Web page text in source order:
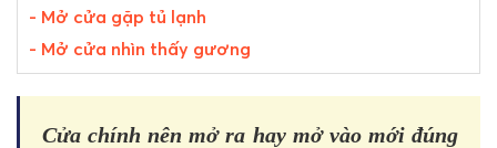
- Mở cửa gặp tủ lạnh
- Mở cửa nhìn thấy gương
Cửa chính nên mở ra hay mở vào mới đúng